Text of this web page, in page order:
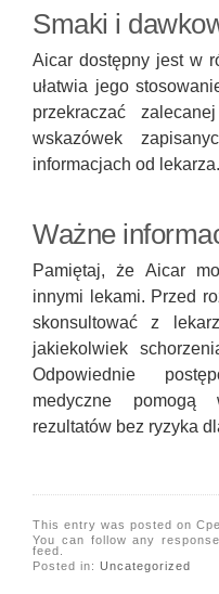
Smaki i
Aicar dostępny jest w
ułatwia jego
przekraczać
wskazówek
informacjach od lekarza.
Ważne
Pamiętaj, że Aicar
innymi lekami. Przed
skonsultować z
jakiekolwiek
Odpowiednie
medyczne pomogą
rezultatów bez ryzyka
This entry was posted on
You can follow any
feed.
Posted in: Uncategorized